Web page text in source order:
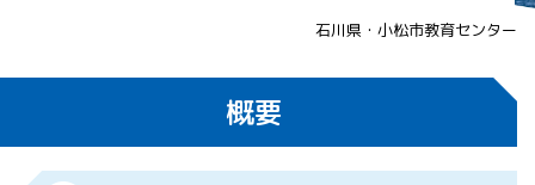
APRSAF（ア
ジア太平洋
地域宇宙機
石川県・小松市教育センター
概要